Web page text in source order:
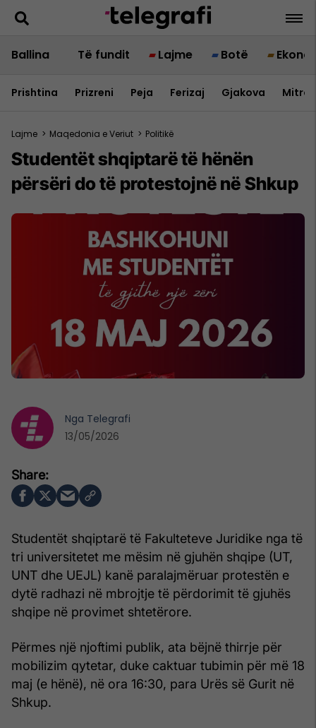
Ballina Të fundit Lajme Botë
Prishtina Prizreni Peja Ferizaj Gjakova
Lajme > Maqedonia e Veriut > Politikë
Studentët shqiptarë të hënën
përsëri do të protestojnë në Shkup
Studentët shqiptarë të Fakulteteve Juridike nga të
tri universitetet me mësim në gjuhën shqipe (UT,
UNT dhe UEJL) kanë paralajmëruar protestën e
dytë radhazi në mbrojtje të përdorimit të gjuhës
shqipe në provimet shtetërore.
Përmes një njoftimi publik, ata bëjnë thirrje për
mobilizim qytetar, duke caktuar tubimin për më 18
maj (e hënë), në ora 16:30, para Urës së Gurit në
Shkup.
Nga Telegrafi
13/05/2026